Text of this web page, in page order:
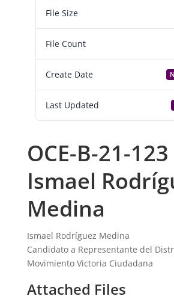
File Size
File Count
Create Date
Last Updated
OCE-B-21-123
Ismael
Medina
Ismael Rodríguez Medina
Candidato a Representante del
Movimiento Victoria Ciudadana
Attached Files